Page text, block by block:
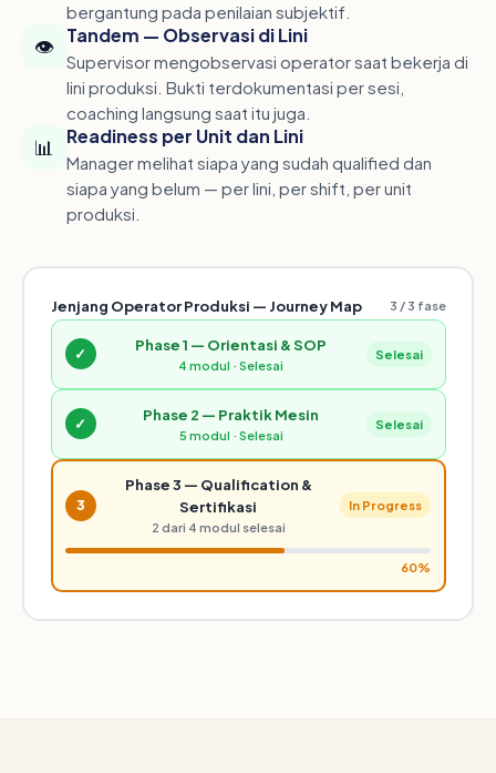
bergantung pada penilaian subjektif.
👁️ Tandem — Observasi di Lini
Supervisor mengobservasi operator saat bekerja di
lini produksi. Bukti terdokumentasi per sesi,
coaching langsung saat itu juga.
📊 Readiness per Unit dan Lini
Manager melihat siapa yang sudah qualified dan
siapa yang belum — per lini, per shift, per unit
produksi.
Jenjang Operator Produksi — Journey Map 3 / 3 fase
✓
Phase 1 — Orientasi & SOP
4 modul · Selesai
Selesai
✓
Phase 2 — Praktik Mesin
5 modul · Selesai
Selesai
3
Phase 3 — Qualification &
Sertifikasi
2 dari 4 modul selesai
In Progress
60%